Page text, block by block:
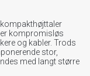
kompromisløs
og kabler. Trods
stor,
med langt større